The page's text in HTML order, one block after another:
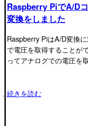
Raspberry PiでA/D
変換をしました
Raspberry PiはA/D変換
で電圧を取得することが
ってアナログでの電圧を
続きを読む